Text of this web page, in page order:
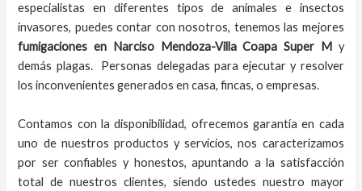
especialistas en diferentes tipos de animales e insectos
invasores, puedes contar con nosotros, tenemos las mejores
fumigaciones en Narciso Mendoza-Villa Coapa Super My
demás plagas. Personas delegadas para ejecutar y resolver
los inconvenientes generados en casa, fincas, o empresas.
Contamos con la disponibilidad, ofrecemos garantía en cada
uno de nuestros productos y servicios, nos caracterizamos
por ser confiables y honestos, apuntando a la satisfacción
total de nuestros clientes, siendo ustedes nuestro mayor